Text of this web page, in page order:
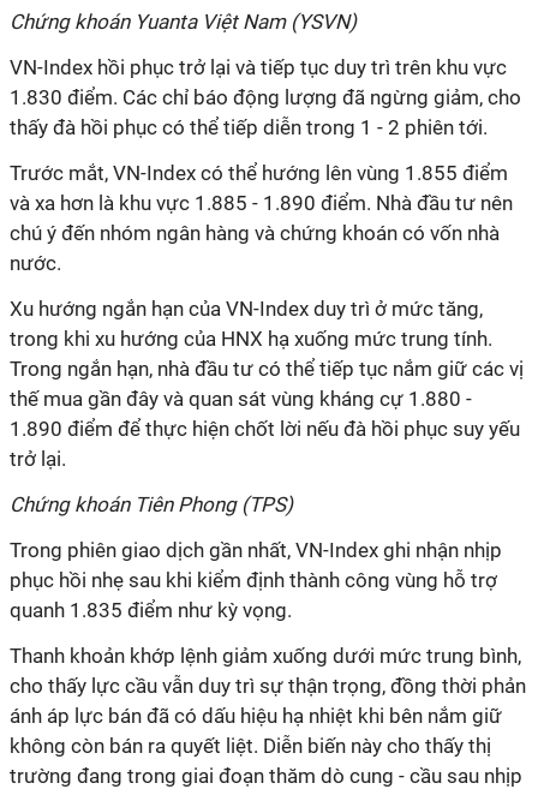
Chứng khoán Yuanta Việt Nam (YSVN)
VN-Index hồi phục trở lại và tiếp tục duy trì trên khu vực
1.830 điểm. Các chỉ báo động lượng đã ngừng giảm, cho
thấy đà hồi phục có thể tiếp diễn trong 1 - 2 phiên tới.
Trước mắt, VN-Index có thể hướng lên vùng 1.855 điểm
và xa hơn là khu vực 1.885 - 1.890 điểm. Nhà đầu tư nên
chú ý đến nhóm ngân hàng và chứng khoán có vốn nhà
nước.
Xu hướng ngắn hạn của VN-Index duy trì ở mức tăng,
trong khi xu hướng của HNX hạ xuống mức trung tính.
Trong ngắn hạn, nhà đầu tư có thể tiếp tục nắm giữ các vị
thế mua gần đây và quan sát vùng kháng cự 1.880 -
1.890 điểm để thực hiện chốt lời nếu đà hồi phục suy yếu
trở lại.
Chứng khoán Tiên Phong (TPS)
Trong phiên giao dịch gần nhất, VN-Index ghi nhận nhịp
phục hồi nhẹ sau khi kiểm định thành công vùng hỗ trợ
quanh 1.835 điểm như kỳ vọng.
Thanh khoản khớp lệnh giảm xuống dưới mức trung bình,
cho thấy lực cầu vẫn duy trì sự thận trọng, đồng thời phản
ánh áp lực bán đã có dấu hiệu hạ nhiệt khi bên nắm giữ
không còn bán ra quyết liệt. Diễn biến này cho thấy thị
trường đang trong giai đoạn thăm dò cung - cầu sau nhịp